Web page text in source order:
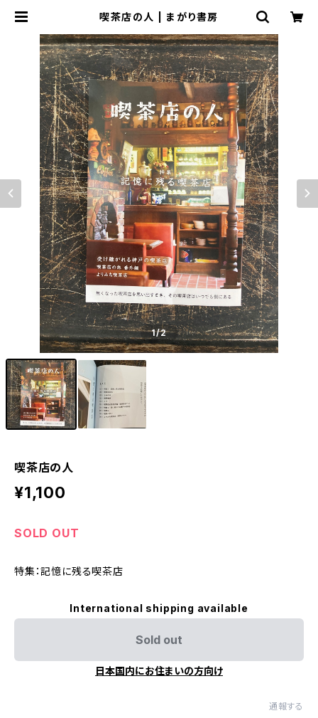
喫茶店の人 | まがり書房
1/2
喫茶店の人
¥1,100
SOLD OUT
特集：記憶に残る喫茶店
International shipping available
Sold out
日本国内にお住まいの方向け
通報する